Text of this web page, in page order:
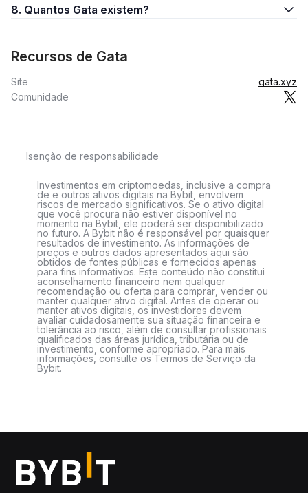
8. Quantos Gata existem?
Recursos de Gata
Site
gata.xyz
Comunidade
Isenção de responsabilidade
Investimentos em criptomoedas, inclusive a compra
de e outros ativos digitais na Bybit, envolvem
riscos de mercado significativos. Se o ativo digital
que você procura não estiver disponível no
momento na Bybit, ele poderá ser disponibilizado
no futuro. A Bybit não é responsável por quaisquer
resultados de investimento. As informações de
preços e outros dados apresentados aqui são
obtidos de fontes públicas e fornecidos apenas
para fins informativos. Este conteúdo não constitui
aconselhamento financeiro nem qualquer
recomendação ou oferta para comprar, vender ou
manter qualquer ativo digital. Antes de operar ou
manter ativos digitais, os investidores devem
avaliar cuidadosamente sua situação financeira e
tolerância ao risco, além de consultar profissionais
qualificados das áreas jurídica, tributária ou de
investimento, conforme apropriado. Para mais
informações, consulte os Termos de Serviço da
Bybit.